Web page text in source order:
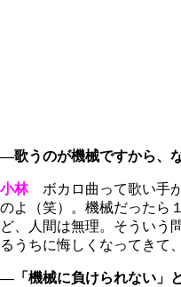
―歌うのが機械ですから、
小林ボカロ曲って歌い手
のよ（笑）。機械だったら
ど、人間は無理。そういう
るうちに悔しくなってきて
―「機械に負けられない」